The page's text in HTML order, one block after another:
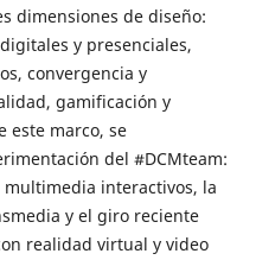
dimensiones de diseño:
y presenciales,
convergencia y
gamificación y
este marco, se
del #DCMteam:
interactivos, la
y el giro reciente
realidad virtual y video